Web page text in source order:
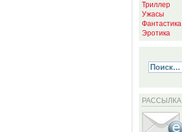
Триллер
Ужасы
Фантастика
Эротика
РАССЫЛКА